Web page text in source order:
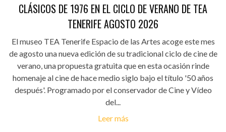
CLÁSICOS DE 1976 EN EL CICLO DE VERANO DE TEA
TENERIFE AGOSTO 2026
El museo TEA Tenerife Espacio de las Artes acoge este mes
de agosto una nueva edición de su tradicional ciclo de cine de
verano, una propuesta gratuita que en esta ocasión rinde
homenaje al cine de hace medio siglo bajo el título '50 años
después'. Programado por el conservador de Cine y Vídeo
del...
Leer más